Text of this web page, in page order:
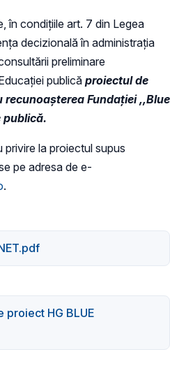
în condiţiile art. 7 din Legea
decizională în administraţia
preliminare
publică proiectul de
Fundației ,,Blue
publică.
la proiectul supus
pe adresa de e-
.
proiect HG BLUE